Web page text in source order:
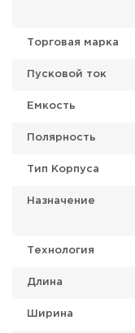
Торговая марка
Пусковой ток
Емкость
Полярность
Тип Корпуса
Назначение
Технология
Длина
Ширина